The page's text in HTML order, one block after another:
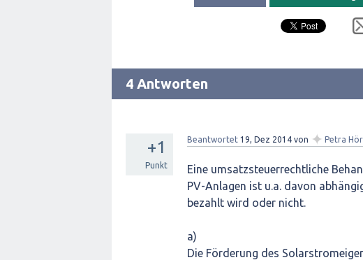
4 Antworten
+1
Punkt
Beantwortet 19, Dez 2014 von ✦ Petra
Eine umsatzsteuerrechtliche
PV-Anlagen ist u.a. davon
bezahlt wird oder nicht.
a)
Die Förderung des